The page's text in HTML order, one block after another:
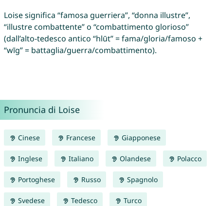
Loise significa “famosa guerriera”, “donna illustre”,
“illustre combattente” o “combattimento glorioso”
(dall’alto-tedesco antico “hlūt” = fama/gloria/famoso +
“wīg” = battaglia/guerra/combattimento).
Pronuncia di Loise
Cinese Francese Giapponese
Inglese Italiano Olandese Polacco
Portoghese Russo Spagnolo
Svedese Tedesco Turco